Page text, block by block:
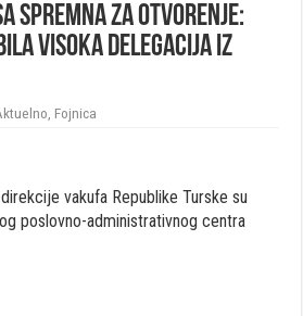
spremna za otvorenje:
visoka delegacija iz
Fojnica
vakufa Republike Turske su
poslovno-administrativnog centra